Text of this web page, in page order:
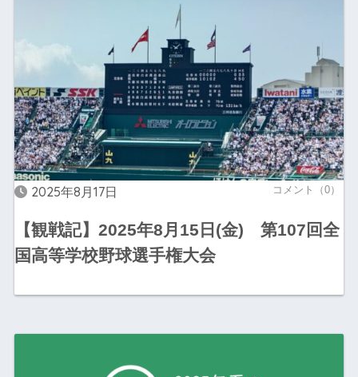
2025年8月17日 コメント（0）
【観戦記】2025年8月15日(金) 第107回全
国高等学校野球選手権大会